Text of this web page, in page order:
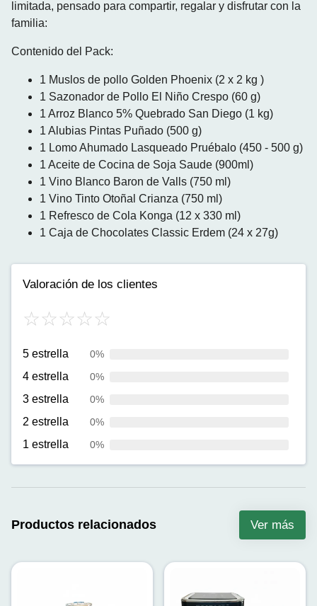
limitada, pensado para compartir, regalar y disfrutar con la
familia:
Contenido del Pack:
1 Muslos de pollo Golden Phoenix (2 x 2 kg )
1 Sazonador de Pollo El Niño Crespo (60 g)
1 Arroz Blanco 5% Quebrado San Diego (1 kg)
1 Alubias Pintas Puñado (500 g)
1 Lomo Ahumado Lasqueado Pruébalo (450 - 500 g)
1 Aceite de Cocina de Soja Saude (900ml)
1 Vino Blanco Baron de Valls (750 ml)
1 Vino Tinto Otoñal Crianza (750 ml)
1 Refresco de Cola Konga (12 x 330 ml)
1 Caja de Chocolates Classic Erdem (24 x 27g)
Valoración de los clientes
5 estrella 0%
4 estrella 0%
3 estrella 0%
2 estrella 0%
1 estrella 0%
Productos relacionados Ver más